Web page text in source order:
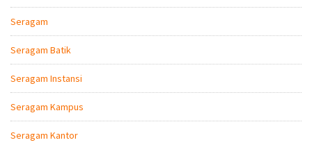
Seragam
Seragam Batik
Seragam Instansi
Seragam Kampus
Seragam Kantor